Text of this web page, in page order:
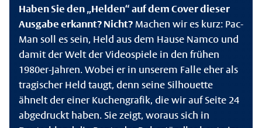
Haben Sie den „Helden“ auf dem Cover dieser
Ausgabe erkannt? Nicht? Machen wir es kurz: Pac-
Man soll es sein, Held aus dem Hause Namco und
damit der Welt der Videospiele in den frühen
1980er-Jahren. Wobei er in unserem Falle eher als
tragischer Held taugt, denn seine Silhouette
ähnelt der einer Kuchengrafik, die wir auf Seite 24
abgedruckt haben. Sie zeigt, woraus sich in